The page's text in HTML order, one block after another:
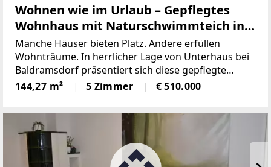
Wohnen wie im Urlaub – Gepflegtes
Wohnhaus mit Naturschwimmteich in
Baldramsdorf
Manche Häuser bieten Platz. Andere erfüllen
Wohnträume. In herrlicher Lage von Unterhaus bei
Baldramsdorf präsentiert sich diese gepflegte
Immobilie als Rückzugsort mit echter
Lebensqualität – ein Zuhause für Menschen, die das
144,27 m² 5 Zimmer € 510.000